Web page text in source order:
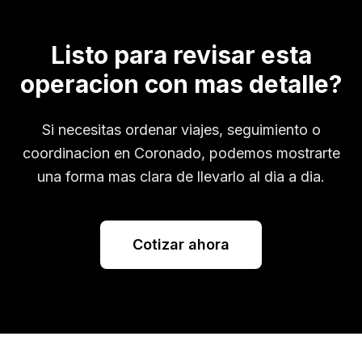
Listo para revisar esta
operacion con mas detalle?
Si necesitas ordenar viajes, seguimiento o
coordinacion en Coronado, podemos mostrarte
una forma mas clara de llevarlo al dia a dia.
Cotizar ahora